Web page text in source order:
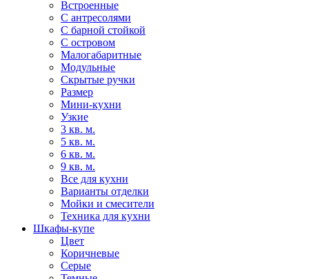
Встроенные
С антресолями
С барной стойкой
С островом
Малогабаритные
Модульные
Скрытые ручки
Размер
Мини-кухни
Узкие
3 кв. м.
5 кв. м.
6 кв. м.
9 кв. м.
Все для кухни
Варианты отделки
Мойки и смесители
Техника для кухни
Шкафы-купе
Цвет
Коричневые
Серые